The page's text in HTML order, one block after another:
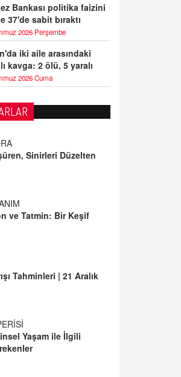
Bankası politika faizini
37'de sabit bıraktı
2026 Perşembe
iki aile arasındaki
kavga: 2 ölü, 5 yaralı
2026 Cuma
Sinirleri Düzelten
ve Tatmin: Bir Keşif
Tahminleri | 21 Aralık
Yaşam ile İlgili